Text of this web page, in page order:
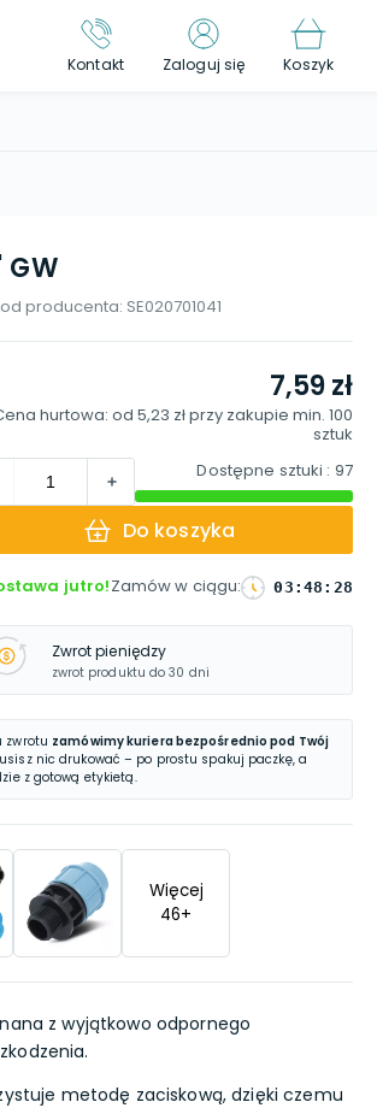
Kontakt Zaloguj się Koszyk
GW
producenta: SE020701041
7,59 zł
hurtowa: od 5,23 złprzy zakupie min. 100
sztuk
Dostępne sztuki : 97
Do koszyka
jutro!Zamów w ciągu: 03 : 48 : 27
Zwrot pieniędzy
zwrot produktu do 30 dni
zwrotu zamówimy kuriera bezpośrednio pod Twój
nic drukować – po prostu spakuj paczkę, a
z gotową etykietą.
Więcej
46+
z wyjątkowo odpornego
metodę zaciskową, dzięki czemu